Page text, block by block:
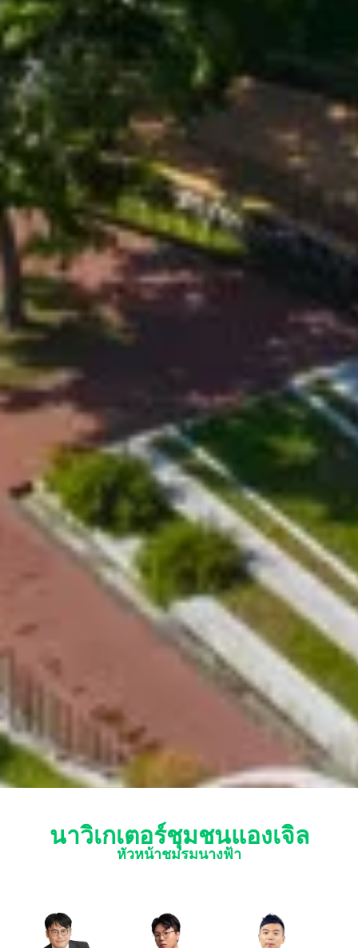
นาวิเกเตอร์ชุมชนแองเจิล
หัวหน้าชมรมนางฟ้า